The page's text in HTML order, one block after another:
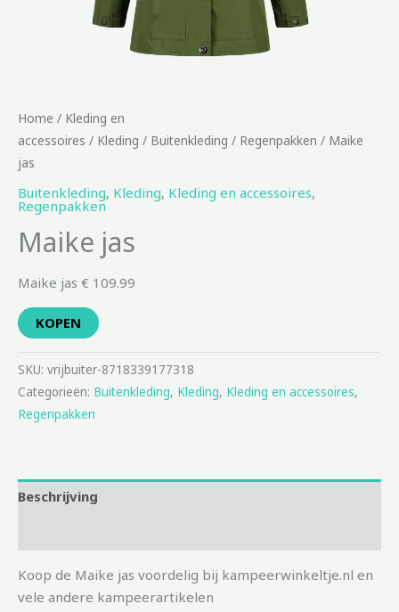
Home / Kleding en
accessoires / Kleding / Buitenkleding / Regenpakken / Maike
jas
Buitenkleding, Kleding, Kleding en accessoires,
Regenpakken
Maike jas
Maike jas € 109.99
KOPEN
SKU: vrijbuiter-8718339177318
Categorieën: Buitenkleding, Kleding, Kleding en accessoires,
Regenpakken
Beschrijving
Koop de Maike jas voordelig bij kampeerwinkeltje.nl en
vele andere kampeerartikelen